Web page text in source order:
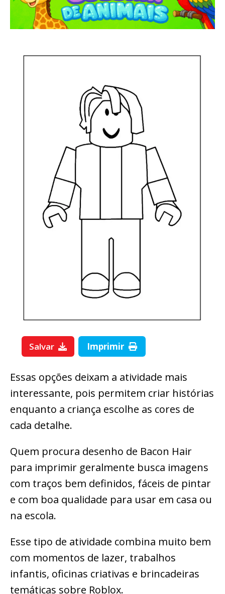
Salvar Imprimir
Essas opções deixam a atividade mais
interessante, pois permitem criar histórias
enquanto a criança escolhe as cores de
cada detalhe.
Quem procura desenho de Bacon Hair
para imprimir geralmente busca imagens
com traços bem definidos, fáceis de pintar
e com boa qualidade para usar em casa ou
na escola.
Esse tipo de atividade combina muito bem
com momentos de lazer, trabalhos
infantis, oficinas criativas e brincadeiras
temáticas sobre Roblox.